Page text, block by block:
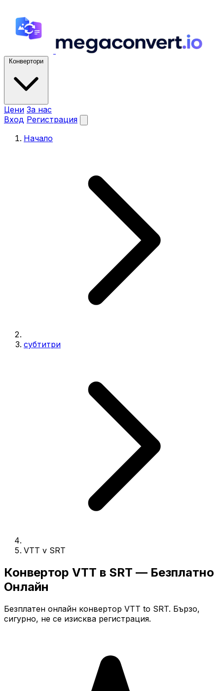
Конвертори
Цени За нас
Вход Регистрация
Начало
субтитри
VTT v SRT
Конвертор VTT в SRT — Безплатно
Онлайн
Безплатен онлайн конвертор VTT to SRT. Бързо,
сигурно, не се изисква регистрация.